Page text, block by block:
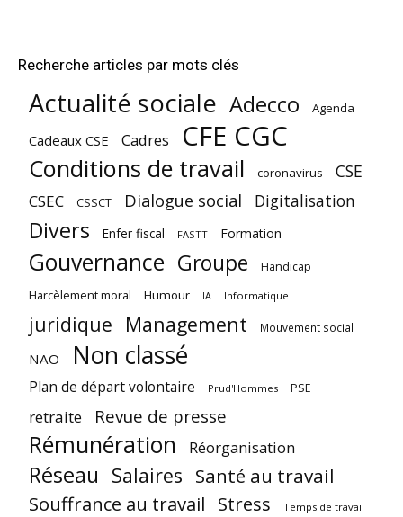
Recherche articles par mots clés
Actualité sociale Adecco Agenda
Cadeaux CSE Cadres CFE CGC
Conditions de travail coronavirus CSE
CSEC CSSCT Dialogue social Digitalisation
Divers Enfer fiscal FASTT Formation
Gouvernance Groupe Handicap
Harcèlement moral Humour IA Informatique
juridique Management Mouvement social
NAO Non classé
Plan de départ volontaire Prud'Hommes PSE
retraite Revue de presse
Rémunération Réorganisation
Réseau Salaires Santé au travail
Souffrance au travail Stress Temps de travail